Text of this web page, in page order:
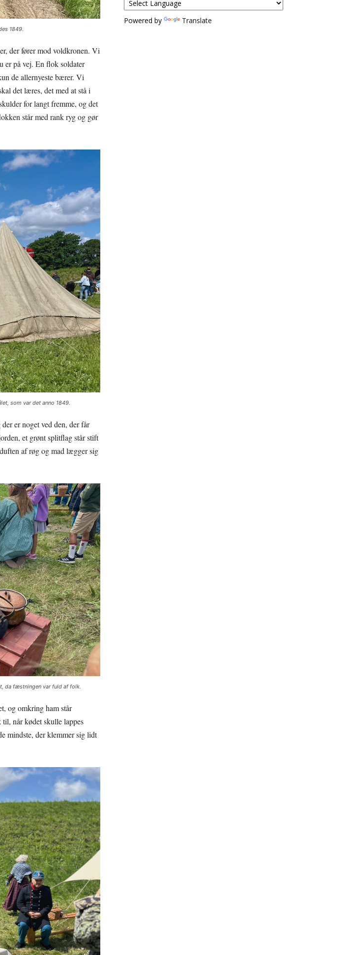
1849.
der fører mod voldkronen. Vi
er på vej. En flok soldater
de allernyeste bærer. Vi
det læres, det med at stå i
for langt fremme, og det
står med rank ryg og gør
som var det anno 1849.
er noget ved den, der får
et grønt splitflag står stift
af røg og mad lægger sig
da fæstningen var fuld af folk.
og omkring ham står
når kødet skulle lappes
mindste, der klemmer sig lidt
Powered by Translate